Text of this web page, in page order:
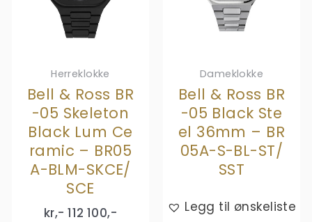
Herreklokke
Bell & Ross BR
-05 Skeleton
Black Lum Ce
ramic – BR05
A-BLM-SKCE/
SCE
kr,- 112 100,-
Dameklokke
Bell & Ross BR
-05 Black Ste
el 36mm – BR
05A-S-BL-ST/
SST
Legg til ønskeliste